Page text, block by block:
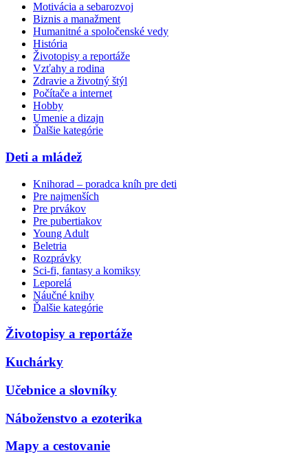
Motivácia a sebarozvoj
Biznis a manažment
Humanitné a spoločenské vedy
História
Životopisy a reportáže
Vzťahy a rodina
Zdravie a životný štýl
Počítače a internet
Hobby
Umenie a dizajn
Ďalšie kategórie
Deti a mládež
Knihorad – poradca kníh pre deti
Pre najmenších
Pre prvákov
Pre pubertiakov
Young Adult
Beletria
Rozprávky
Sci-fi, fantasy a komiksy
Leporelá
Náučné knihy
Ďalšie kategórie
Životopisy a reportáže
Kuchárky
Učebnice a slovníky
Náboženstvo a ezoterika
Mapy a cestovanie